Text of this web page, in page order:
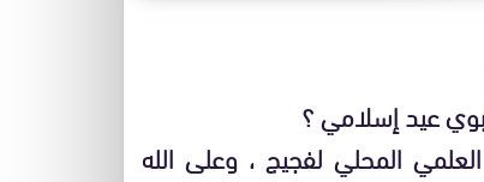
عيد إسلامي ؟
المحلي لفجيج ، وعلى الله